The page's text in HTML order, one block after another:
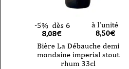
-5% dès 6
8,08€
à l'unité
8,50€
Bière La Débauche demi
mondaine imperial stout
rhum 33cl